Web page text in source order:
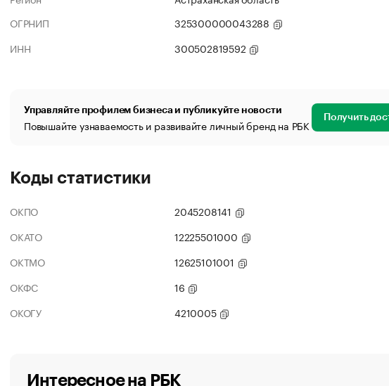
ОГРНИП
325300000043288
ИНН
300502819592
Управляйте профилем бизнеса и публикуйте новости
Повышайте узнаваемость и развивайте личный бренд на РБК Получить
Коды статистики
ОКПО
2045208141
ОКАТО
12225501000
ОКТМО
12625101001
ОКФС
16
ОКОГУ
4210005
Интересное на РБК